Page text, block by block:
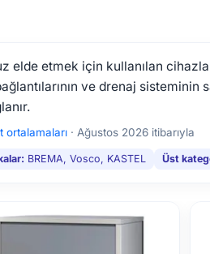
etmek için kullanılan
ve drenaj
ortalamaları · Ağustos 2026 itibarıyla
BREMA, Vosco, KASTEL Üst